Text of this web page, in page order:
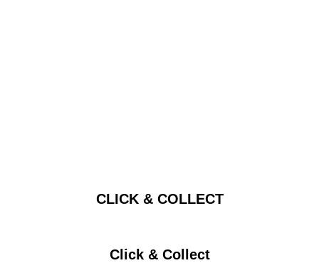
CLICK & COLLECT
Click & Collect